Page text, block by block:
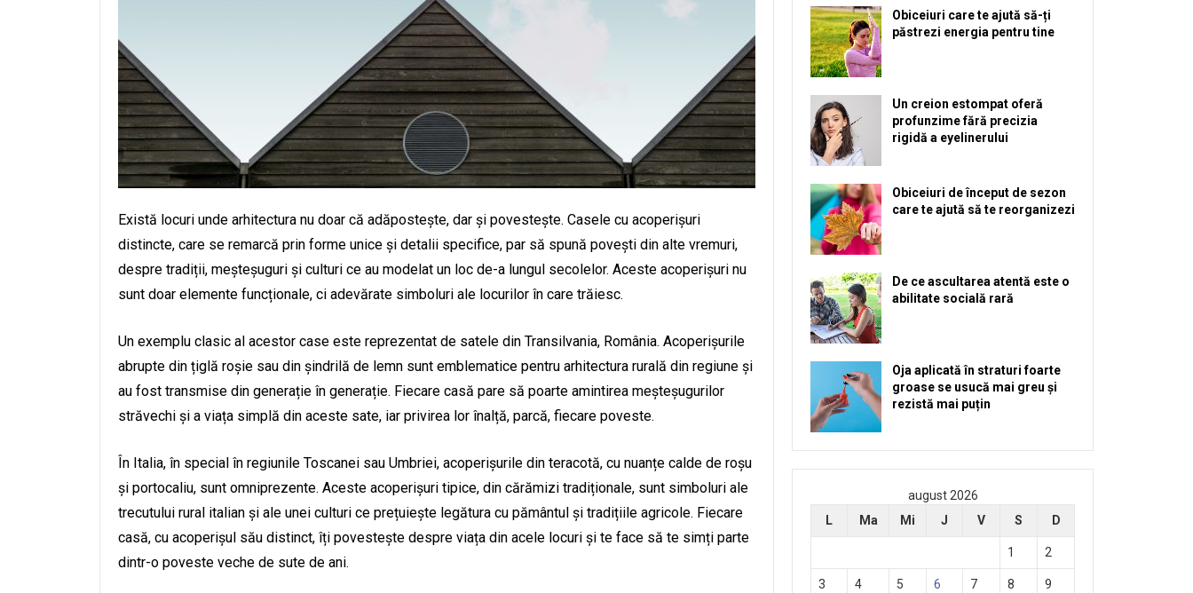
Există locuri unde arhitectura nu doar că adăpostește, dar și povestește. Casele cu acoperișuri
distincte, care se remarcă prin forme unice și detalii specifice, par să spună povești din alte vremuri,
despre tradiții, meșteșuguri și culturi ce au modelat un loc de-a lungul secolelor. Aceste acoperișuri nu
sunt doar elemente funcționale, ci adevărate simboluri ale locurilor în care trăiesc.
Un exemplu clasic al acestor case este reprezentat de satele din Transilvania, România. Acoperișurile
abrupte din țiglă roșie sau din șindrilă de lemn sunt emblematice pentru arhitectura rurală din regiune și
au fost transmise din generație în generație. Fiecare casă pare să poarte amintirea meșteșugurilor
străvechi și a viața simplă din aceste sate, iar privirea lor înalță, parcă, fiecare poveste.
În Italia, în special în regiunile Toscanei sau Umbriei, acoperișurile din teracotă, cu nuanțe calde de roșu
și portocaliu, sunt omniprezente. Aceste acoperișuri tipice, din cărămizi tradiționale, sunt simboluri ale
trecutului rural italian și ale unei culturi ce prețuiește legătura cu pământul și tradițiile agricole. Fiecare
casă, cu acoperișul său distinct, îți povestește despre viața din acele locuri și te face să te simți parte
dintr-o poveste veche de sute de ani.
Obiceiuri care te ajută să-ți
păstrezi energia pentru tine
Un creion estompat oferă
profunzime fără precizia
rigidă a eyelinerului
Obiceiuri de început de sezon
care te ajută să te reorganizezi
De ce ascultarea atentă este o
abilitate socială rară
Oja aplicată în straturi foarte
groase se usucă mai greu și
rezistă mai puțin
august 2026
L
Ma Mi J V S D
1 2
3 4 5 6 7 8 9